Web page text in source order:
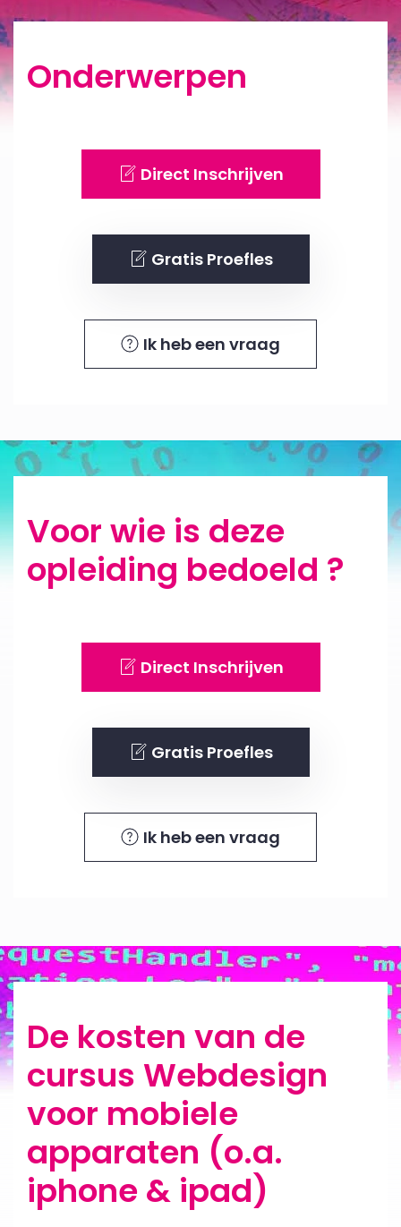
Onderwerpen
Direct Inschrijven
Gratis Proefles
Ik heb een vraag
Voor wie is deze
opleiding bedoeld ?
Direct Inschrijven
Gratis Proefles
Ik heb een vraag
De kosten van de
cursus Webdesign
voor mobiele
apparaten (o.a.
iphone & ipad)